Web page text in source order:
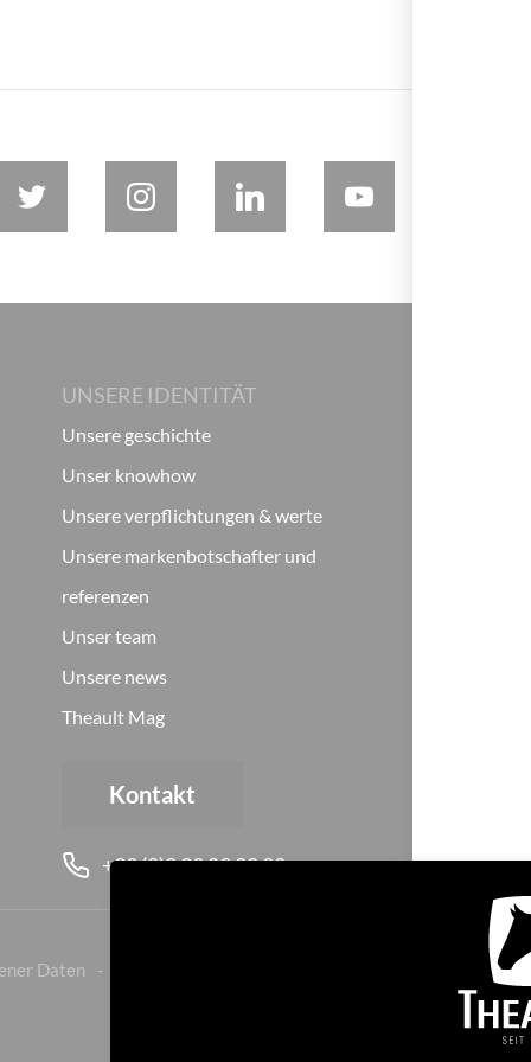
UNSERE IDENTITÄT
Unsere geschichte
Unser knowhow
Unsere verpflichtungen & werte
Unsere markenbotschafter und
referenzen
Unser team
Unsere news
Theault Mag
Kontakt
+33 (0)2 33 89 22 22
Daten